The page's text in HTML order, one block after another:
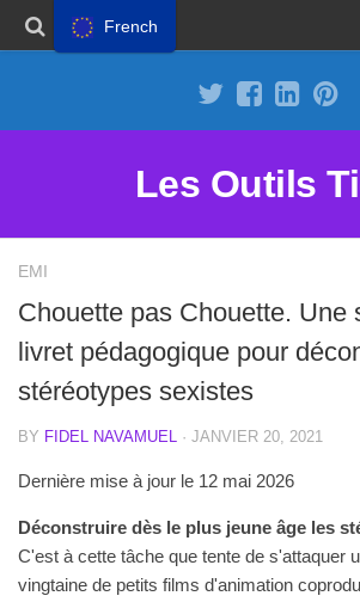
Les Outils
EMI
Chouette pas Chouette. Une
livret pédagogique pour
stéréotypes sexistes
BY FIDEL NAVAMUEL · JANVIER 20, 2021
Dernière mise à jour le 12 mai 2026
Déconstruire dès le plus jeune âge les
C'est à cette tâche que tente de s'attaquer
vingtaine de petits films d'animation
French